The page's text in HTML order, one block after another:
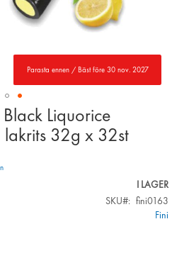
Parasta ennen / Bäst före 30 nov. 2027
Liquorice
lakrits 32g x 32st
I LAGER
SKU
fini0163
Fini